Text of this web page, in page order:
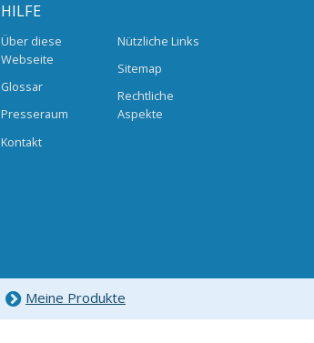
HILFE
Über diese
Webseite
Glossar
Presseraum
Kontakt
Nützliche Links
Sitemap
Rechtliche
Aspekte
Meine Produkte